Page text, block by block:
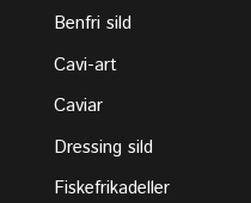
Benfri sild
Cavi-art
Caviar
Dressing sild
Fiskefrikadeller